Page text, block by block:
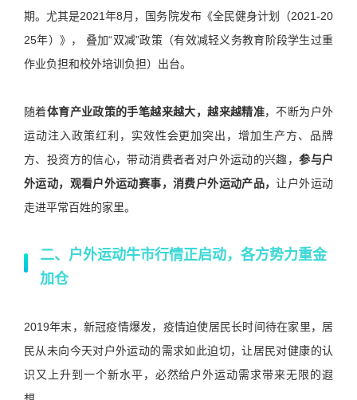
期。尤其是2021年8月，国务院发布《全民健身计划（2021-20
25年）》， 叠加“双减”政策（有效减轻义务教育阶段学生过重
作业负担和校外培训负担）出台。
随着体育产业政策的手笔越来越大，越来越精准，不断为户外
运动注入政策红利，实效性会更加突出，增加生产方、品牌
方、投资方的信心，带动消费者者对户外运动的兴趣，参与户
外运动，观看户外运动赛事，消费户外运动产品，让户外运动
走进平常百姓的家里。
二、户外运动牛市行情正启动，各方势力重金
加仓
2019年末，新冠疫情爆发，疫情迫使居民长时间待在家里，居
民从未向今天对户外运动的需求如此迫切，让居民对健康的认
识又上升到一个新水平，必然给户外运动需求带来无限的遐